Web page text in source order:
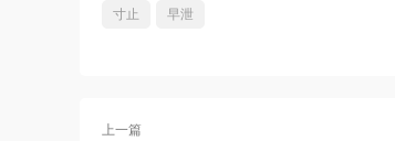
寸止 早泄
上一篇